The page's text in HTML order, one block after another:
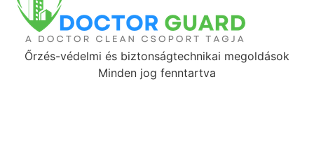
Őrzés-védelmi és biztonságtechnikai megoldások
Minden jog fenntartva